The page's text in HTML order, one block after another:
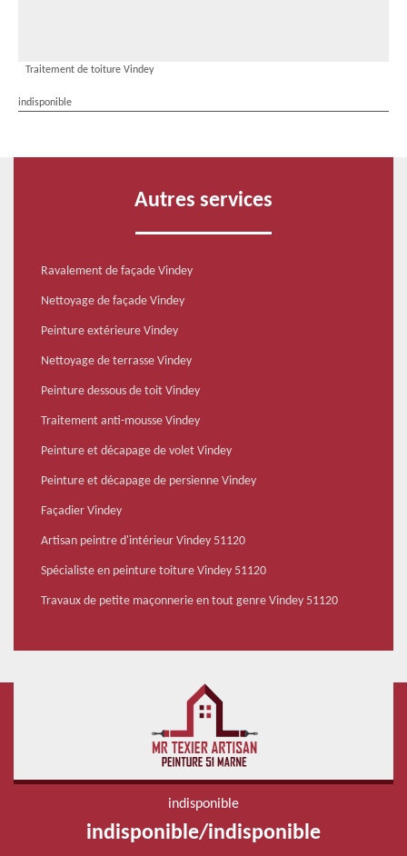
Traitement de toiture Vindey
indisponible
Autres services
Ravalement de façade Vindey
Nettoyage de façade Vindey
Peinture extérieure Vindey
Nettoyage de terrasse Vindey
Peinture dessous de toit Vindey
Traitement anti-mousse Vindey
Peinture et décapage de volet Vindey
Peinture et décapage de persienne Vindey
Façadier Vindey
Artisan peintre d'intérieur Vindey 51120
Spécialiste en peinture toiture Vindey 51120
Travaux de petite maçonnerie en tout genre Vindey 51120
indisponible
indisponible/indisponible